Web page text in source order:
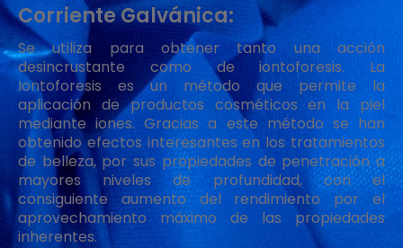
Corriente Galvánica:
Se utiliza para obtener tanto una acción
desincrustante como de iontoforesis. La
Iontoforesis es un método que permite la
aplicación de productos cosméticos en la piel
mediante iones. Gracias a este método se han
obtenido efectos interesantes en los tratamientos
de belleza, por sus propiedades de penetración a
mayores niveles de profundidad, con el
consiguiente aumento del rendimiento por el
aprovechamiento máximo de las propiedades
inherentes.